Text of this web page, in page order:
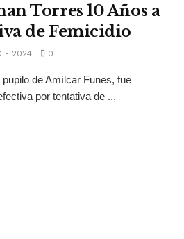
Torres 10 Años a
de Femicidio
- 2024 0
de Amílcar Funes, fue
por tentativa de ...